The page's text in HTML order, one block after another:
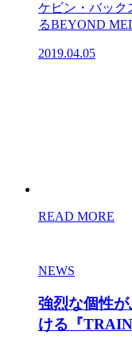
ケビン・バック
るBEYOND
2019.04.05
READ MORE
NEWS
強烈な個性
ける『